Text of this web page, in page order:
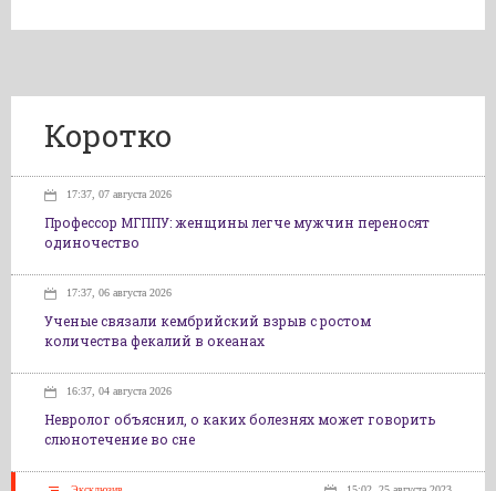
Коротко
17:37, 07 августа 2026
Профессор МГППУ: женщины легче мужчин переносят
одиночество
17:37, 06 августа 2026
Ученые связали кембрийский взрыв с ростом
количества фекалий в океанах
16:37, 04 августа 2026
Невролог объяснил, о каких болезнях может говорить
слюнотечение во сне